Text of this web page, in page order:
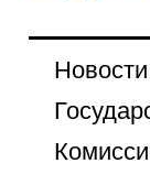
Новости